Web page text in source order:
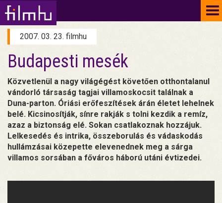
2007. 03. 23. filmhu
Budapesti mesék
Közvetlenül a nagy világégést követően otthontalanul
vándorló társaság tagjai villamoskocsit találnak a
Duna-parton. Óriási erőfeszítések árán életet lehelnek
belé. Kicsinosítják, sínre rakják s tolni kezdik a remíz,
azaz a biztonság elé. Sokan csatlakoznak hozzájuk.
Lelkesedés és intrika, összeborulás és vádaskodás
hullámzásai közepette elevenednek meg a sárga
villamos sorsában a főváros háború utáni évtizedei.